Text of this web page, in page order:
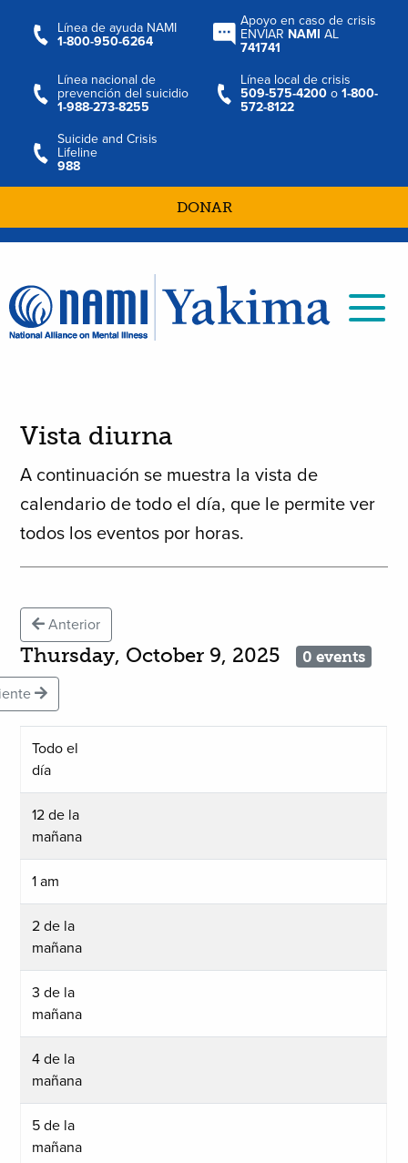
Línea de ayuda NAMI
1-800-950-6264
Apoyo en caso de crisis
ENVIAR NAMI AL
741741
Línea nacional de
prevención del suicidio
1-988-273-8255
Línea local de crisis
509-575-4200 o1-800-
572-8122
Suicide and Crisis
Lifeline
988
DONAR
Vista diurna
A continuación se muestra la vista de
calendario de todo el día, que le permite ver
todos los eventos por horas.
Anterior
Thursday, October 9, 2025 0 events
Todo el
día
12 de la
mañana
1 am
2 de la
mañana
3 de la
mañana
4 de la
mañana
5 de la
mañana